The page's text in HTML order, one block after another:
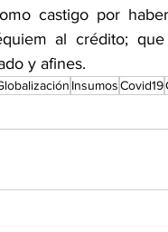
castigo por
al crédito;
y afines.
InsumosCovid19